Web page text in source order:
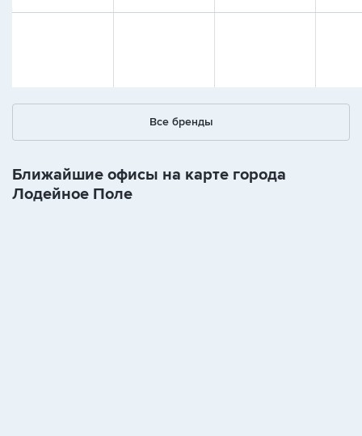
Все бренды
Ближайшие офисы на карте города
Лодейное Поле